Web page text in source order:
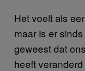
Het voelt als
maar is er
geweest dat
heeft